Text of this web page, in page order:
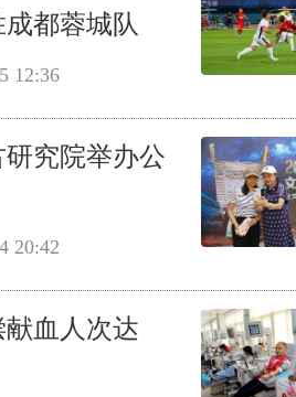
都蓉城队
12:36
究院举办公
20:42
献血人次达